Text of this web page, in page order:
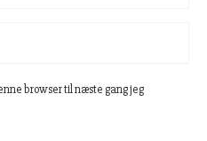
browser til næste gang jeg